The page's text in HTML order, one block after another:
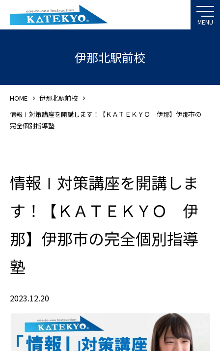
伊那北駅前校
HOME
伊那北駅前校
情報Ⅰ対策講座を開講します！【ＫＡＴＥＫＹＯ 伊那】伊那市の
完全個別指導塾
情報Ⅰ対策講座を開講しま
す！【ＫＡＴＥＫＹＯ 伊
那】伊那市の完全個別指導
塾
2023.12.20